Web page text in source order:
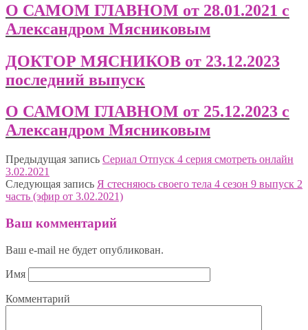
О САМОМ ГЛАВНОМ от 28.01.2021 с
Александром Мясниковым
ДОКТОР МЯСНИКОВ от 23.12.2023
последний выпуск
О САМОМ ГЛАВНОМ от 25.12.2023 с
Александром Мясниковым
Предыдущая запись Сериал Отпуск 4 серия смотреть онлайн
3.02.2021
Следующая запись Я стесняюсь своего тела 4 сезон 9 выпуск 2
часть (эфир от 3.02.2021)
Ваш комментарий
Ваш e-mail не будет опубликован.
Имя
Комментарий